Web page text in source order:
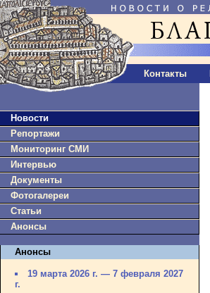
Контакты
Новости
Репортажи
Мониторинг СМИ
Интервью
Документы
Фотогалереи
Статьи
Анонсы
Анонсы
19 марта 2026 г. — 7 февраля 2027
г.